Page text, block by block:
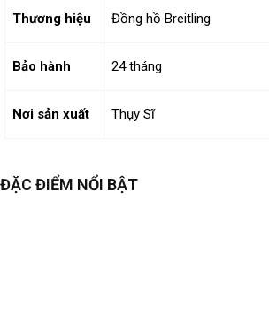
ĐẶC ĐIỂM NỔI BẬT
Thương hiệu Đồng hồ Breitling
Bảo hành 24 tháng
Nơi sản xuất Thụy Sĩ